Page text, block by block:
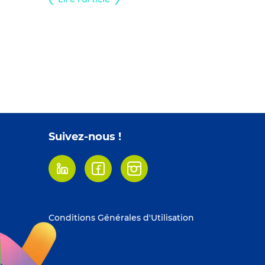
Suivez-nous !
LinkedinFacebookInstagram
Footer
menu
Conditions Générales d'Utilisation